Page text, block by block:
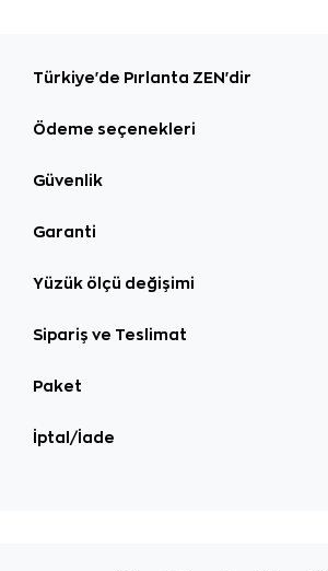
Türkiye'de Pırlanta ZEN'dir
Ödeme seçenekleri
Güvenlik
Garanti
Yüzük ölçü değişimi
Sipariş ve Teslimat
Paket
İptal/İade